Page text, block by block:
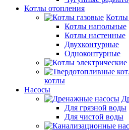
Котлы отопления
Котлы
Котлы напольные
Котлы настенные
Двухконтурные
Одноконтурные
котлы
Насосы
Для грязной воды
Для чистой воды